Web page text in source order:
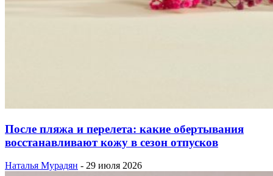
После пляжа и перелета: какие обертывания
восстанавливают кожу в сезон отпусков
Наталья Мурадян - 29 июля 2026